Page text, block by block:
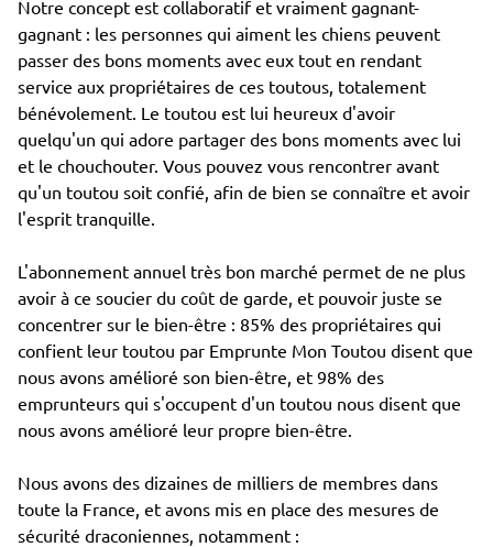
Notre concept est collaboratif et vraiment gagnant-
gagnant : les personnes qui aiment les chiens peuvent
passer des bons moments avec eux tout en rendant
service aux propriétaires de ces toutous, totalement
bénévolement. Le toutou est lui heureux d'avoir
quelqu'un qui adore partager des bons moments avec lui
et le chouchouter. Vous pouvez vous rencontrer avant
qu'un toutou soit confié, afin de bien se connaître et avoir
l'esprit tranquille.
L'abonnement annuel très bon marché permet de ne plus
avoir à ce soucier du coût de garde, et pouvoir juste se
concentrer sur le bien-être : 85% des propriétaires qui
confient leur toutou par Emprunte Mon Toutou disent que
nous avons amélioré son bien-être, et 98% des
emprunteurs qui s'occupent d'un toutou nous disent que
nous avons amélioré leur propre bien-être.
Nous avons des dizaines de milliers de membres dans
toute la France, et avons mis en place des mesures de
sécurité draconiennes, notamment :